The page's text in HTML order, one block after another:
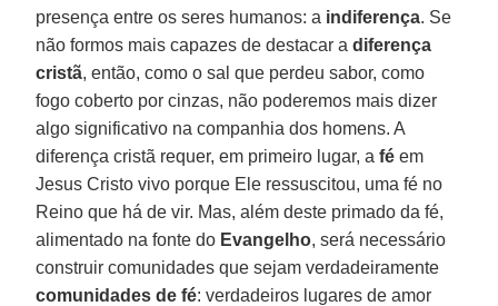
presença entre os seres humanos: a indiferença. Se
não formos mais capazes de destacar adiferença
cristã, então, como o sal que perdeu sabor, como
fogo coberto por cinzas, não poderemos mais dizer
algo significativo na companhia dos homens. A
diferença cristã requer, em primeiro lugar, afé em
Jesus Cristo vivo porque Ele ressuscitou, uma fé no
Reino que há de vir. Mas, além deste primado da fé,
alimentado na fonte do Evangelho, será necessário
construir comunidades que sejam verdadeiramente
comunidades de fé: verdadeiros lugares de amor